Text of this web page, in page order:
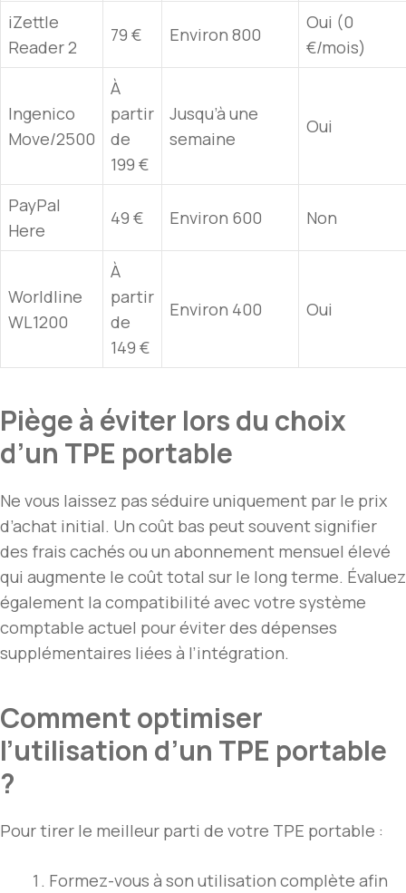
iZettle
Reader 2
79 € Environ 800
Oui (0
€/mois)
Ingenico
Move/2500
À
partir
de
199 €
Jusqu’à une
semaine
Oui
PayPal
Here
49 € Environ 600 Non
Worldline
WL1200
À
partir
de
149 €
Environ 400 Oui
Piège à éviter lors du choix
d’un TPE portable
Ne vous laissez pas séduire uniquement par le prix
d’achat initial. Un coût bas peut souvent signifier
des frais cachés ou un abonnement mensuel élevé
qui augmente le coût total sur le long terme. Évaluez
également la compatibilité avec votre système
comptable actuel pour éviter des dépenses
supplémentaires liées à l’intégration.
Comment optimiser
l’utilisation d’un TPE portable
?
Pour tirer le meilleur parti de votre TPE portable :
Formez-vous à son utilisation complète afin